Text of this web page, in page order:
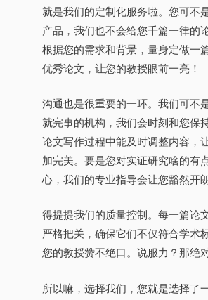
就是我们的定制化服务啦。您可不
产品，我们也不会给您千篇一律的
根据您的需求和背景，量身定做一
优秀论文，让您的教授眼前一亮！
沟通也是很重要的一环。我们可不
就完事的机构，我们会时刻和您保
论文写作过程中能及时调整内容，
加完美。要是您对实证研究啥的有
心，我们的专业指导会让您豁然开
得提提我们的质量控制。每一篇论
严格把关，确保它们不仅符合学术
您的教授赞不绝口。说服力？那绝
所以嘛，选择我们，您就是选择了